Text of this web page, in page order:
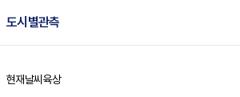
도시별관측
홈
현재날씨 육상